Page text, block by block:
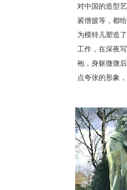
对中国的造型
裟僧披等，都
为模特儿塑造
工作，在深夜
袍，身躯微微
点夸张的形象